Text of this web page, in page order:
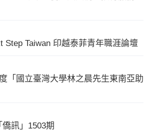
Step Taiwan 印越泰菲青年職涯論壇
「國立臺灣大學林之晨先生東南亞助
訊」1503期